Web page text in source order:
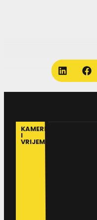
KAMERE
I
VRIJEME